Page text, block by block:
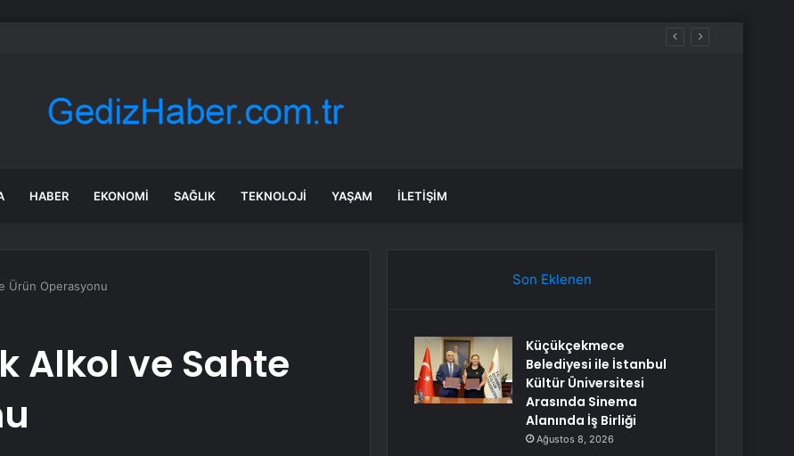
HABER EKONOMI SAĞLIK TEKNOLOJI YAŞAM İLETIŞIM
Ürün Operasyonu
Alkol ve Sahte
Son Eklenen
Küçükçekmece
Belediyesi ile İstanbul
Kültür Üniversitesi
Arasında Sinema
Alanında İş Birliği
Ağustos 8, 2026